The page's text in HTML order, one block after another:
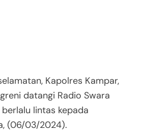
Kapolres Kampar,
datangi Radio Swara
lintas kepada
(06/03/2024).